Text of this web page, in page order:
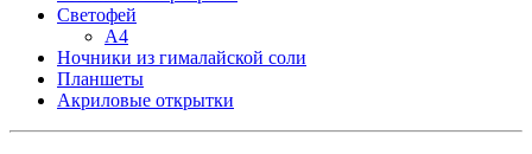
Светофей
А4
Ночники из гималайской соли
Планшеты
Акриловые открытки